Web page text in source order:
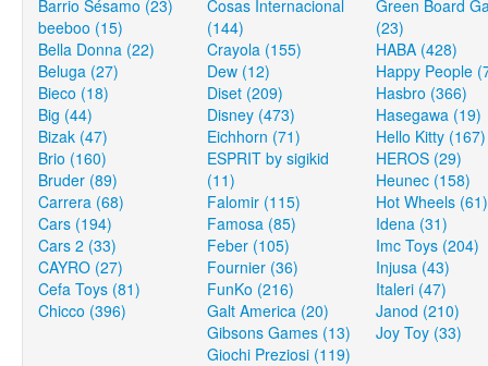
Barrio Sésamo (23)
beeboo (15)
Bella Donna (22)
Beluga (27)
Bieco (18)
Big (44)
Bizak (47)
Brio (160)
Bruder (89)
Carrera (68)
Cars (194)
Cars 2 (33)
CAYRO (27)
Cefa Toys (81)
Chicco (396)
Cosas Internacional
(144)
Crayola (155)
Dew (12)
Diset (209)
Disney (473)
Eichhorn (71)
ESPRIT by sigikid
(11)
Falomir (115)
Famosa (85)
Feber (105)
Fournier (36)
FunKo (216)
Galt America (20)
Gibsons Games (13)
Giochi Preziosi (119)
Green Board
(23)
HABA (428)
Happy People
Hasbro (366)
Hasegawa (19)
Hello Kitty (167)
HEROS (29)
Heunec (158)
Hot Wheels (61)
Idena (31)
Imc Toys (204)
Injusa (43)
Italeri (47)
Janod (210)
Joy Toy (33)